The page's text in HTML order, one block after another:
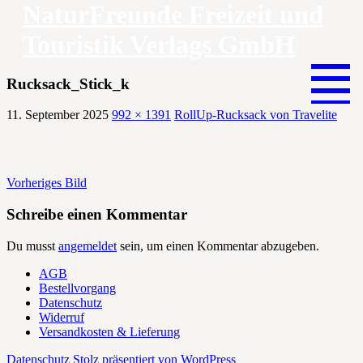
Inhalt
Rucksack_Stick_k
11. September 2025 992 × 1391 RollUp-Rucksack von Travelite
Vorheriges Bild
Schreibe einen Kommentar
Du musst angemeldet sein, um einen Kommentar abzugeben.
AGB
Bestellvorgang
Datenschutz
Widerruf
Versandkosten & Lieferung
Datenschutz Stolz präsentiert von WordPress